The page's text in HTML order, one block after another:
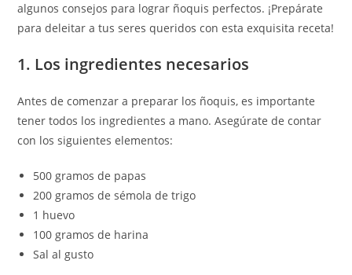
algunos consejos para lograr ñoquis perfectos. ¡Prepárate
para deleitar a tus seres queridos con esta exquisita receta!
1. Los ingredientes necesarios
Antes de comenzar a preparar los ñoquis, es importante
tener todos los ingredientes a mano. Asegúrate de contar
con los siguientes elementos:
500 gramos de papas
200 gramos de sémola de trigo
1 huevo
100 gramos de harina
Sal al gusto